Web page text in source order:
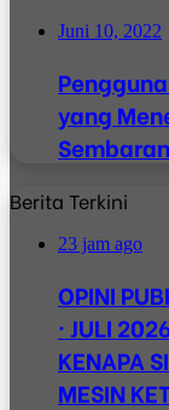
Juni 10, 2022
yang
Berita Terkini
23 jam ago
OPINI
· JULI
KENAPA
MESIN